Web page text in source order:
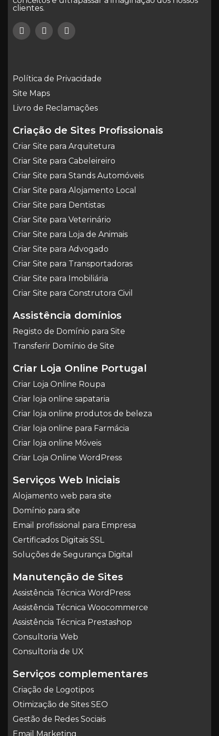
clientes.
Política de Privacidade
Site Maps
Livro de Reclamações
Criação de Sites Profissionais
Criar Site para Arquitetura
Criar Site para Cabeleireiro
Criar Site para Stands Automóveis
Criar Site para Alojamento Local
Criar Site para Dentistas
Criar Site para Veterinário
Criar Site para Loja de Animais
Criar Site para Advogado
Criar Site para Transportadoras
Criar Site para Imobiliária
Criar Site para Construtora Civil
Assistência domínios
Registo de Domínio para Site
Transferir Domínio de Site
Criar Loja Online Portugal
Criar Loja Online Roupa
Criar loja online sapataria
Criar loja online produtos de beleza
Criar loja online para Farmácia
Criar loja online Móveis
Criar Loja Online WordPress
Serviços Web Iniciais
Alojamento web para site
Domínio para site
Email profissional para Empresa
Certificados Digitais SSL
Soluções de Segurança Digital
Manutenção de Sites
Assistência Técnica WordPress
Assistência Técnica Woocommerce
Assistência Técnica Prestashop
Consultoria Web
Consultoria de UX
Serviços complementares
Criação de Logotipos
Otimização de Sites SEO
Gestão de Redes Sociais
Email Marketing